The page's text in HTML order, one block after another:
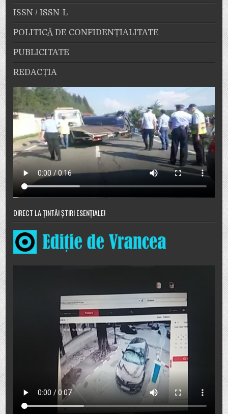
ISSN / ISSN-L
POLITICĂ DE CONFIDENȚIALITATE
PUBLICITATE
REDACȚIA
DIRECT LA ȚINTĂ! ȘTIRI ESENȚIALE!